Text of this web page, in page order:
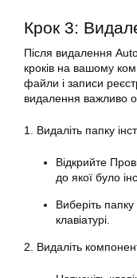
Крок 3:
Після видалення
кроків на вашому
файли і записи
видалення важливо
1. Видаліть папку
Відкрийте
до якої було
Виберіть
клавіатурі.
2. Видаліть